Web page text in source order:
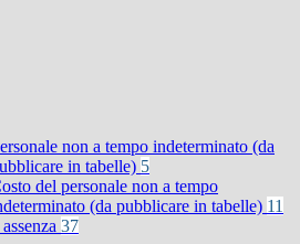
non a tempo indeterminato (da
in tabelle) 5
del personale non a tempo
(da pubblicare in tabelle) 11
37